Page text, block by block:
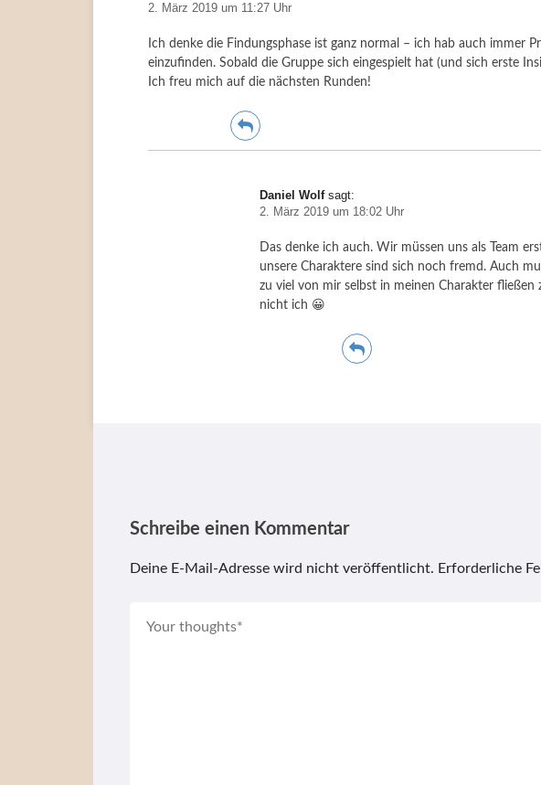
2. März 2019 um 11:27 Uhr
Ich denke die Findungsphase ist ganz normal – ich hab auch immer
einzufinden. Sobald die Gruppe sich eingespielt hat (und sich erste
Ich freu mich auf die nächsten Runden!
Daniel Wolf sagt:
2. März 2019 um 18:02 Uhr
Das denke ich auch. Wir müssen uns als Team
unsere Charaktere sind sich noch fremd. Auch
zu viel von mir selbst in meinen Charakter fließen
nicht ich 😀
Schreibe einen Kommentar
Deine E-Mail-Adresse wird nicht veröffentlicht. Erforderliche